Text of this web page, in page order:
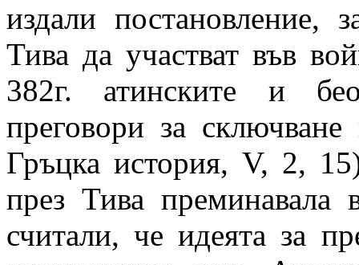
издали постановление,
Тива да участват във
382г. атинските и
преговори за
Гръцка история, V, 2,
през Тива преминавала
считали, че идеята за